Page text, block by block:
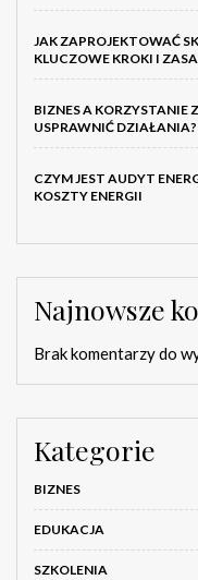
JAK ZAPROJEKTOWAĆ
KLUCZOWE KROKI I
BIZNES A KORZYSTANIE
USPRAWNIĆ DZIAŁANIA?
CZYM JEST AUDYT
KOSZTY ENERGII
Najnowsze
Brak komentarzy do
Kategorie
BIZNES
EDUKACJA
SZKOLENIA